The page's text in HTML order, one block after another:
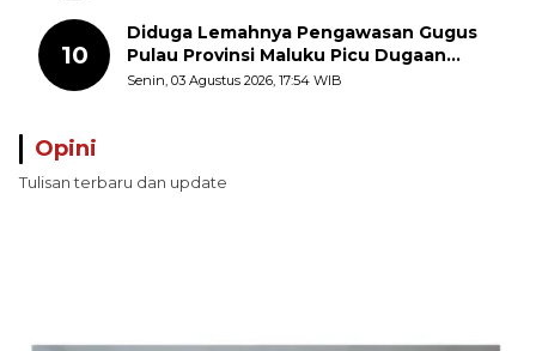
10
Diduga Lemahnya Pengawasan Gugus
Pulau Provinsi Maluku Picu Dugaan
Pungli terhadap Nelayan Bale-Bale di
Senin, 03 Agustus 2026, 17:54 WIB
Opini
Tulisan terbaru dan update